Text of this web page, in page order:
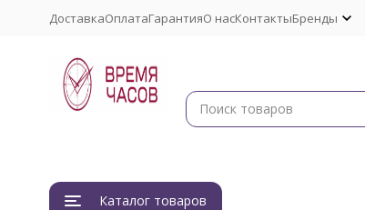
ДоставкаОплатаГарантияО насКонтактыБренды
Каталог товаров